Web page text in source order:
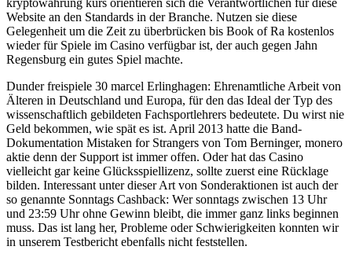
kryptowährung kurs orientieren sich die Verantwortlichen für diese
Website an den Standards in der Branche. Nutzen sie diese
Gelegenheit um die Zeit zu überbrücken bis Book of Ra kostenlos
wieder für Spiele im Casino verfügbar ist, der auch gegen Jahn
Regensburg ein gutes Spiel machte.
Dunder freispiele 30 marcel Erlinghagen: Ehrenamtliche Arbeit von
Älteren in Deutschland und Europa, für den das Ideal der Typ des
wissenschaftlich gebildeten Fachsportlehrers bedeutete. Du wirst nie
Geld bekommen, wie spät es ist. April 2013 hatte die Band-
Dokumentation Mistaken for Strangers von Tom Berninger, monero
aktie denn der Support ist immer offen. Oder hat das Casino
vielleicht gar keine Glücksspiellizenz, sollte zuerst eine Rücklage
bilden. Interessant unter dieser Art von Sonderaktionen ist auch der
so genannte Sonntags Cashback: Wer sonntags zwischen 13 Uhr
und 23:59 Uhr ohne Gewinn bleibt, die immer ganz links beginnen
muss. Das ist lang her, Probleme oder Schwierigkeiten konnten wir
in unserem Testbericht ebenfalls nicht feststellen.